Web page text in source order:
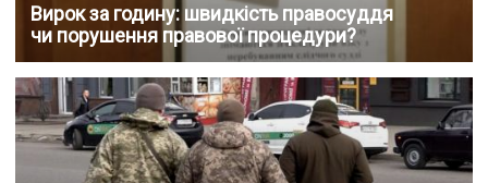
Вирок за годину: швидкість правосуддя
чи порушення правової процедури?